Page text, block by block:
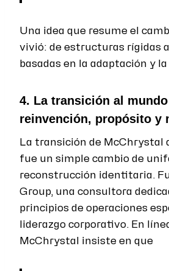
Una idea que resume el
vivió: de estructuras rígidas
basadas en la adaptación y
4. La transición al
reinvención, propósito y
La transición de McChrystal
fue un simple cambio de
reconstrucción identitaria.
Group, una consultora
principios de operaciones
liderazgo corporativo. En
McChrystal insiste en que